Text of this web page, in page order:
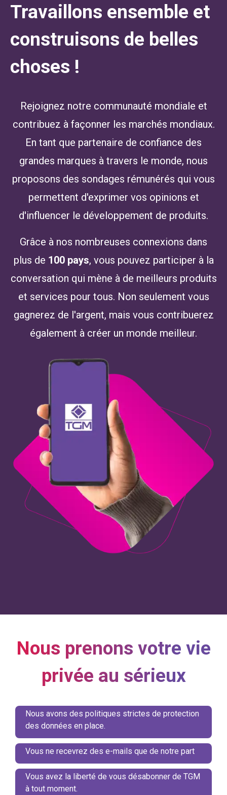
Travaillons ensemble et
construisons de belles
choses !
Rejoignez notre communauté mondiale et
contribuez à façonner les marchés mondiaux.
En tant que partenaire de confiance des
grandes marques à travers le monde, nous
proposons des sondages rémunérés qui vous
permettent d'exprimer vos opinions et
d'influencer le développement de produits.
Grâce à nos nombreuses connexions dans
plus de 100 pays, vous pouvez participer à la
conversation qui mène à de meilleurs produits
et services pour tous. Non seulement vous
gagnerez de l'argent, mais vous contribuerez
également à créer un monde meilleur.
Nous prenons votre vie
privée au sérieux
Nous avons des politiques strictes de protection
des données en place.
Vous ne recevrez des e-mails que de notre part
Vous avez la liberté de vous désabonner de TGM
à tout moment.